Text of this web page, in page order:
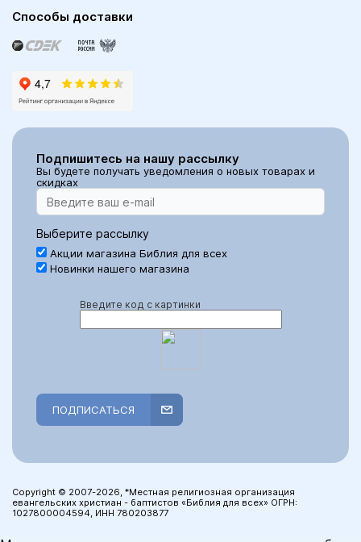
Способы доставки
Подпишитесь на нашу рассылку
Вы будете получать уведомления о новых товарах и
скидках
Выберите рассылку
Акции магазина Библия для всех
Новинки нашего магазина
Введите код с картинки
ПОДПИСАТЬСЯ
Copyright © 2007-2026, *Местная религиозная организация
евангельских христиан - баптистов «Библия для всех» ОГРН:
1027800004594, ИНН 780203877